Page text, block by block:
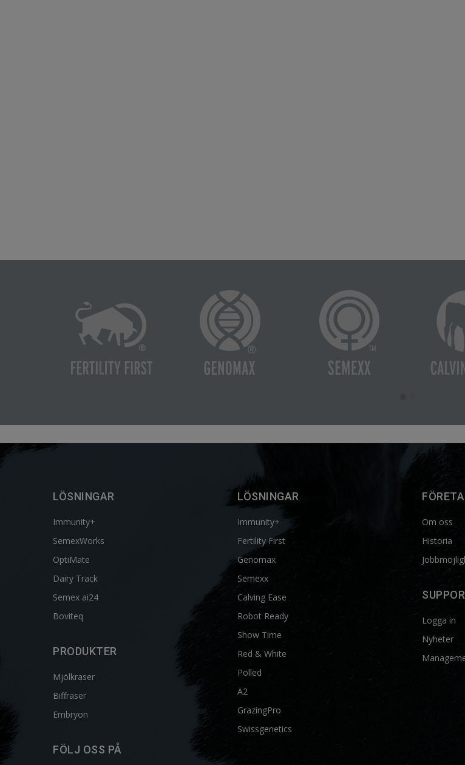
LÖSNINGAR
Immunity+
SemexWorks
OptiMate
Dairy Track
Semex ai24
Boviteq
PRODUKTER
Mjölkraser
Biffraser
Embryon
FÖLJ OSS PÅ
LÖSNINGAR
Immunity+
Fertility First
Genomax
Semexx
Calving Ease
Robot Ready
Show Time
Red & White
Polled
A2
GrazingPro
Swissgenetics
Om oss
Historia
Logga in
Nyheter